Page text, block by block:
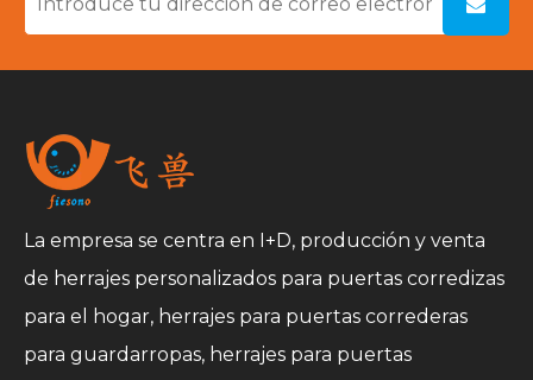
La empresa se centra en I+D, producción y venta
de herrajes personalizados para puertas corredizas
para el hogar, herrajes para puertas correderas
para guardarropas, herrajes para puertas